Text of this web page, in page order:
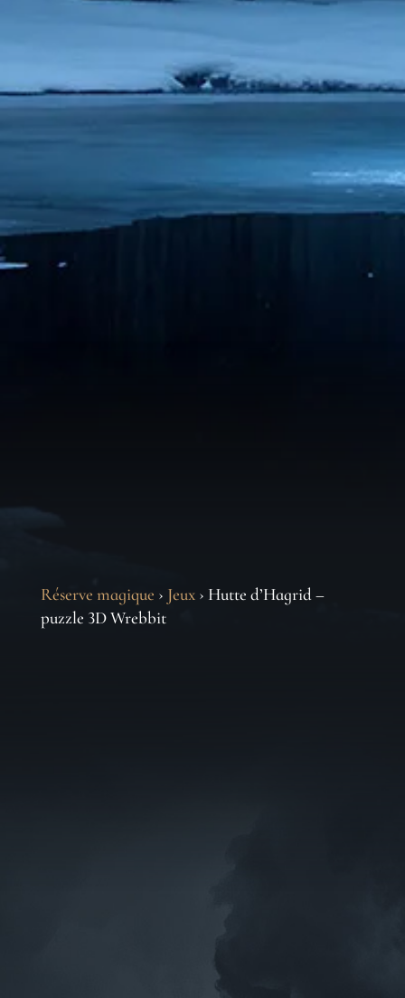
Réserve magique › Jeux› Hutte d’Hagrid –
puzzle 3D Wrebbit